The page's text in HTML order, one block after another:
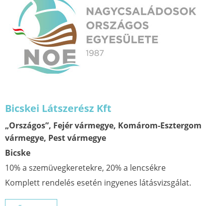
Bicskei Látszerész Kft
„Országos”, Fejér vármegye, Komárom-Esztergom
vármegye, Pest vármegye
Bicske
10% a szemüvegkeretekre, 20% a lencsékre
Komplett rendelés esetén ingyenes látásvizsgálat.